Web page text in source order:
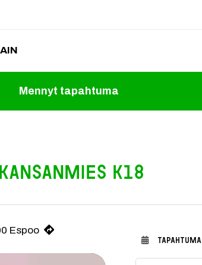
Mennyt tapahtuma
K18
Kansanmies on Christoffer Strandbergin
Espoo